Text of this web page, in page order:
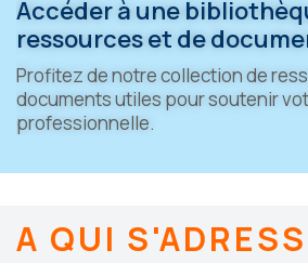
Accéder à une
ressources et de
Profitez de notre collection de
documents utiles pour soutenir
professionnelle.
A QUI